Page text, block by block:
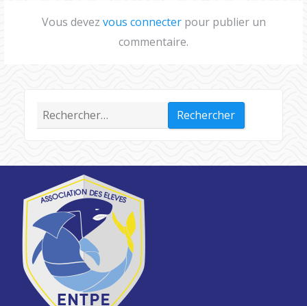
Vous devez vous connecterpour publier un
commentaire.
Rechercher :